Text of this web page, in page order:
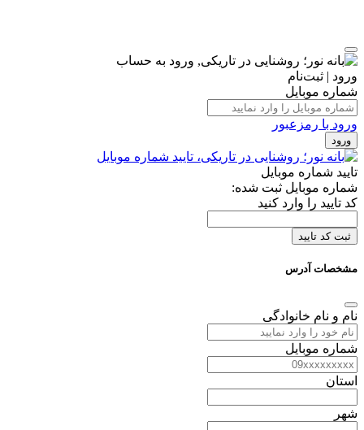
ورود | ثبت‌نام
شماره موبایل
ورود با رمزعبور
ورود
تایید شماره موبایل
شماره موبایل ثبت شده:
کد تایید را وارد کنید
ثبت کد تایید
مشخصات آدرس
نام و نام خانوادگی
شماره موبایل
استان
شهر